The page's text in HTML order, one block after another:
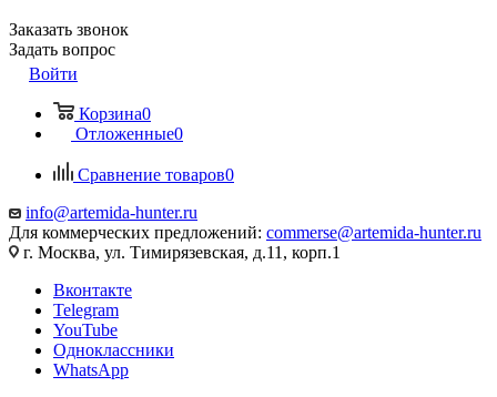
Заказать звонок
Задать вопрос
Войти
Корзина0
Отложенные0
Сравнение товаров0
info@artemida-hunter.ru
Для коммерческих предложений: commerse@artemida-hunter.ru
г. Москва, ул. Тимирязевская, д.11, корп.1
Вконтакте
Telegram
YouTube
Одноклассники
WhatsApp